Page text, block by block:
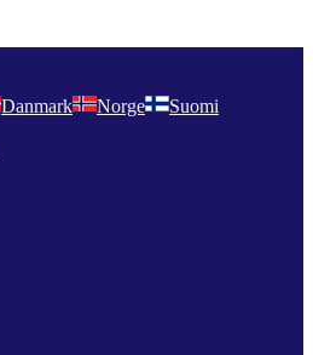
Danmark Norge Suomi